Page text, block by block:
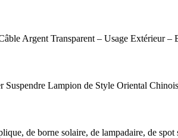
Argent Transparent – Usage Extérieur –
Suspendre Lampion de Style Oriental
de borne solaire, de lampadaire, de spot